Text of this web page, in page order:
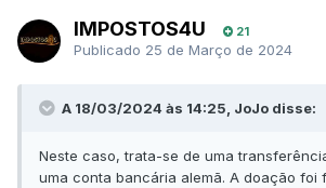
IMPOSTOS4U 21
Publicado 25 de Março de 2024
A 18/03/2024 às 14:25, JoJo disse:
Neste caso, trata-se de uma
uma conta bancária alemã. A doação foi